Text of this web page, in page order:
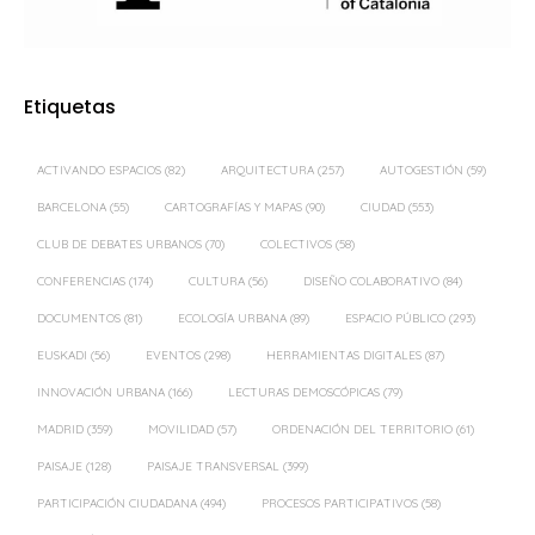
Etiquetas
ACTIVANDO ESPACIOS (82) ARQUITECTURA (257) AUTOGESTIÓN (59)
BARCELONA (55) CARTOGRAFÍAS Y MAPAS (90) CIUDAD (553)
CLUB DE DEBATES URBANOS (70) COLECTIVOS (58)
CONFERENCIAS (174) CULTURA (56) DISEÑO COLABORATIVO (84)
DOCUMENTOS (81) ECOLOGÍA URBANA (89) ESPACIO PÚBLICO (293)
EUSKADI (56) EVENTOS (298) HERRAMIENTAS DIGITALES (87)
INNOVACIÓN URBANA (166) LECTURAS DEMOSCÓPICAS (79)
MADRID (359) MOVILIDAD (57) ORDENACIÓN DEL TERRITORIO (61)
PAISAJE (128) PAISAJE TRANSVERSAL (399)
PARTICIPACIÓN CIUDADANA (494) PROCESOS PARTICIPATIVOS (58)